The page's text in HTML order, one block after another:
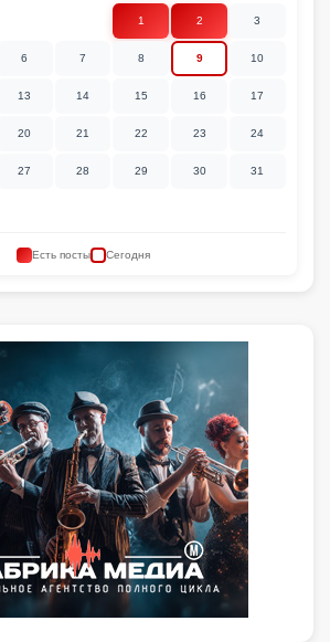
1 2 3
6 7 8 9 10
13 14 15 16 17
20 21 22 23 24
27 28 29 30 31
Есть посты Сегодня